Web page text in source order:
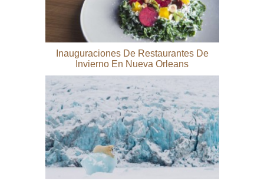
Inauguraciones De Restaurantes De
Invierno En Nueva Orleans